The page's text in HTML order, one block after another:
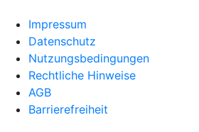
Impressum
Datenschutz
Nutzungsbedingungen
Rechtliche Hinweise
AGB
Barrierefreiheit